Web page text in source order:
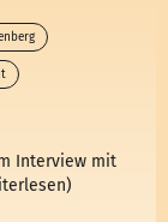
Interview mit